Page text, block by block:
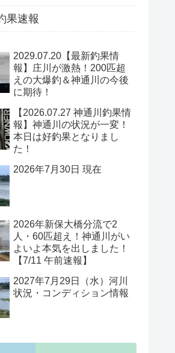
果速報
2029.07.20【最新釣果情
報】庄川が激熱！200匹超
えの大爆釣＆神通川の今後
に期待！
【2026.07.27 神通川釣果情
報】神通川の状況が一変！
本日は好釣果となりまし
た！
2026年7月30日 現在
2026年新保大橋分流で2
人・60匹超え！神通川がい
よいよ本気を出しました！
【7/11 午前速報】
2027年7月29日（水）河川
状況・コンディション情報